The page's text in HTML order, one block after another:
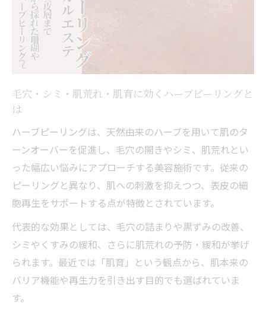
肌荒れやシミ改善に剥離なしが人気の理由
肌育志向の敏感肌に最適な施術比較
背中にも効果的なハーブピーリング活用法
背中の毛穴やシミ対策にハーブピーリング
肌荒れ・肌育を叶える背中ケアの実践法
情
剥離なし施術で背中も安心ケアできる理由
背中の肌育におすすめの施術選び方
肌育を叶える岡山県の美容施術最前線
毛穴やシミ・肌荒れ改善に効果的な施術
岡山で広がる肌育特化の美肌アプローチ
肌荒れやシミケアも叶う最新施術動向
ハーブピーリングで肌育が進む理由
毛穴・シミ・肌荒れ・肌育に効くハーブピーリングと
は
ハーブピーリングは、天然由来のハーブを用いて肌のタ
ーンオーバーを促進し、毛穴の開きやシミ、肌荒れとい
った幅広い悩みにアプローチする美容施術です。従来の
ピーリングと異なり、肌への刺激を抑えつつ、表皮の細
胞再生をサポートする点が特徴とされています。
代表的な効果としては、毛穴の詰まりや黒ずみの改善、
シミやくすみの緩和、さらに肌荒れの予防・緩和が挙げ
られます。最近では「肌育」という観点から、肌本来の
バリア機能や再生力を引き出す目的でも選ばれていま
す。